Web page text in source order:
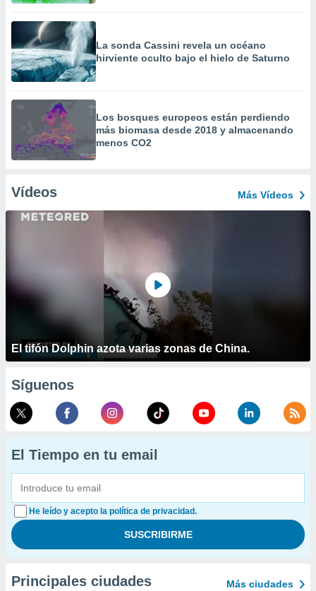
La sonda Cassini revela un océano
hirviente oculto bajo el hielo de Saturno
Los bosques europeos están perdiendo
más biomasa desde 2018 y almacenando
menos CO2
Vídeos Más Vídeos
El tifón Dolphin azota varias zonas de China.
Síguenos
El Tiempo en tu email
He leído y acepto la política de privacidad.
Principales ciudades Más ciudades